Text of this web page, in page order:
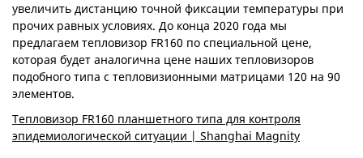
увеличить дистанцию точной фиксации температуры при
прочих равных условиях. До конца 2020 года мы
предлагаем тепловизор FR160 по специальной цене,
которая будет аналогична цене наших тепловизоров
подобного типа с тепловизионными матрицами 120 на 90
элементов.
Тепловизор FR160 планшетного типа для контроля
эпидемиологической ситуации | Shanghai Magnity